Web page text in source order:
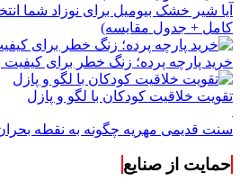
آیا شیر خشک بیومیل برای نوزاد شما
کامل + جدول مقایسه)
خرید پارچه پرده؛ زنگ خطر برای
تقویت خلاقیت کودکان با لگو و پازل
سنت قدیمی مهریه چگونه به نقطه
حمایت از صنایع